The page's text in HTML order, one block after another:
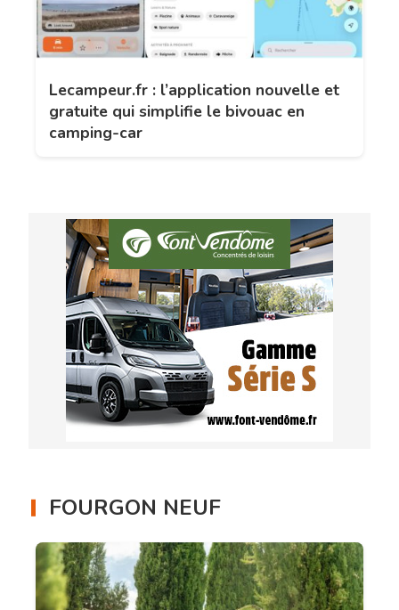
Lecampeur.fr : l’application nouvelle et
gratuite qui simplifie le bivouac en
camping-car
FOURGON NEUF